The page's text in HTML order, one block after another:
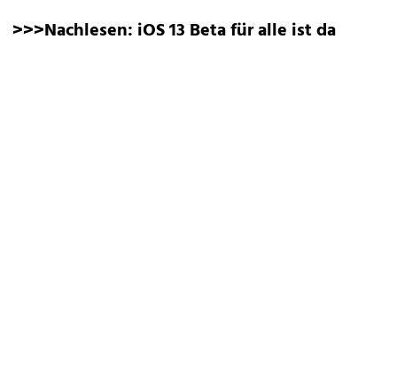
>>>Nachlesen: iOS 13 Beta für alle ist da